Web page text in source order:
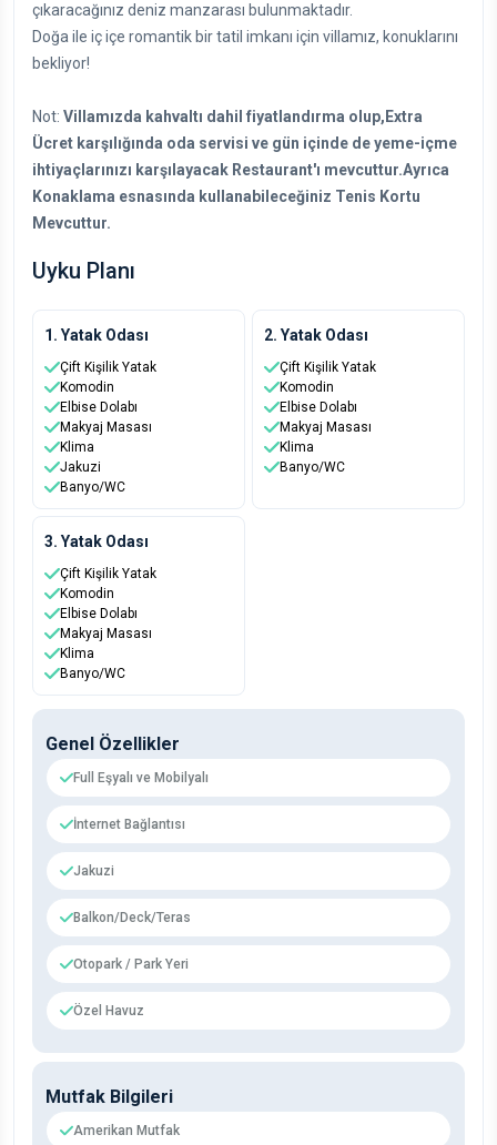
çıkaracağınız deniz manzarası bulunmaktadır.
Doğa ile iç içe romantik bir tatil imkanı için villamız, konuklarını
bekliyor!
Not: Villamızda kahvaltı dahil fiyatlandırma olup,Extra
Ücret karşılığında oda servisi ve gün içinde de yeme-içme
ihtiyaçlarınızı karşılayacak Restaurant'ı mevcuttur.Ayrıca
Konaklama esnasında kullanabileceğiniz Tenis Kortu
Mevcuttur.
Uyku Planı
1. Yatak Odası
Çift Kişilik Yatak
Komodin
Elbise Dolabı
Makyaj Masası
Klima
Jakuzi
Banyo/WC
2. Yatak Odası
Çift Kişilik Yatak
Komodin
Elbise Dolabı
Makyaj Masası
Klima
Banyo/WC
3. Yatak Odası
Çift Kişilik Yatak
Komodin
Elbise Dolabı
Makyaj Masası
Klima
Banyo/WC
Genel Özellikler
Full Eşyalı ve Mobilyalı
İnternet Bağlantısı
Jakuzi
Balkon/Deck/Teras
Otopark / Park Yeri
Özel Havuz
Mutfak Bilgileri
Amerikan Mutfak